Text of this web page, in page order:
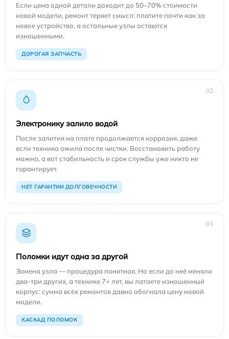
Если цена одной детали доходит до 50–70% стоимости
новой модели, ремонт теряет смысл: платите почти как за
новое устройство, а остальные узлы остаются
изношенными.
ДОРОГАЯ ЗАПЧАСТЬ
02
Электронику залило водой
После залития на плате продолжается коррозия, даже
если техника ожила после чистки. Восстановить работу
можно, а вот стабильность и срок службы уже никто не
гарантирует.
НЕТ ГАРАНТИИ ДОЛГОВЕЧНОСТИ
03
Поломки идут одна за другой
Замена узла — процедура понятная. Но если до неё меняли
два-три других, а технике 7+ лет, вы латаете изношенный
корпус: сумма всех ремонтов давно обогнала цену новой
модели.
КАСКАД ПОЛОМОК